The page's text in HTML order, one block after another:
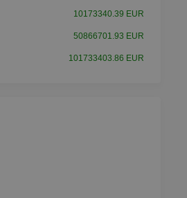
10173340.39 EUR
50866701.93 EUR
101733403.86 EUR